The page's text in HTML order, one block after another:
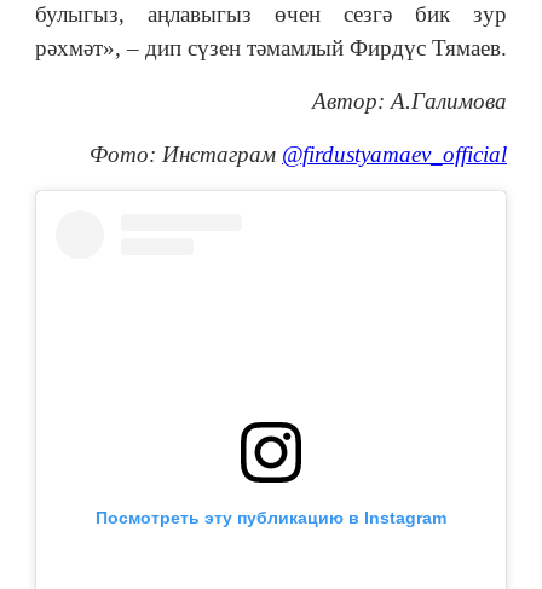
булыгыз, аңлавыгыз өчен сезгә бик зур
рәхмәт», – дип сүзен тәмамлый Фирдүс Тямаев.
Автор: А.Галимова
Фото: Инстаграм @firdustyamaev_official
Посмотреть эту публикацию в Instagram